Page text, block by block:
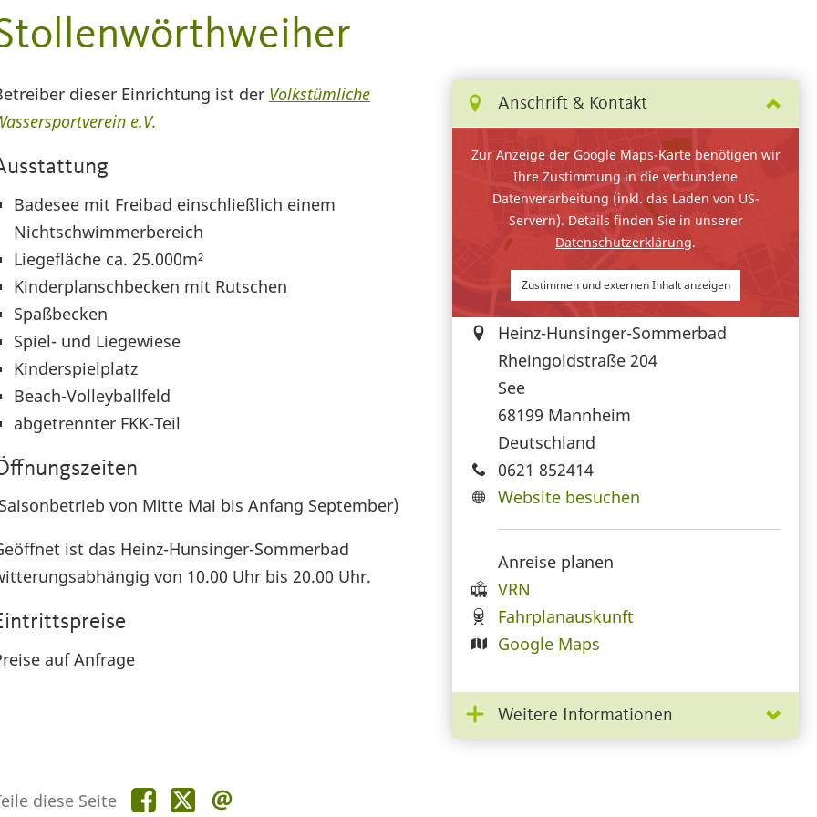
Anschrift & Kontakt
Zur Anzeige der Google Maps-Karte benötigen wir
Ihre Zustimmung in die verbundene
Datenverarbeitung (inkl. das Laden von US-
Servern). Details finden Sie in unserer
Datenschutzerklärung.
Zustimmen und externen Inhalt anzeigen
Heinz-Hunsinger-Sommerbad
Rheingoldstraße 204
See
68199 Mannheim
Deutschland
0621 852414
Website besuchen
Anreise planen
VRN
Fahrplanauskunft
Google Maps
Weitere Informationen
dieser Einrichtung ist der Volkstümliche
e.V.
Badesee mit Freibad einschließlich einem
Nichtschwimmerbereich
Liegefläche ca. 25.000m²
Kinderplanschbecken mit Rutschen
Spaßbecken
Spiel- und Liegewiese
Kinderspielplatz
Beach-Volleyballfeld
abgetrennter FKK-Teil
von Mitte Mai bis Anfang September)
ist das Heinz-Hunsinger-Sommerbad
von 10.00 Uhr bis 20.00 Uhr.
auf Anfrage
diese Seite Teile
diese
Teile
diese